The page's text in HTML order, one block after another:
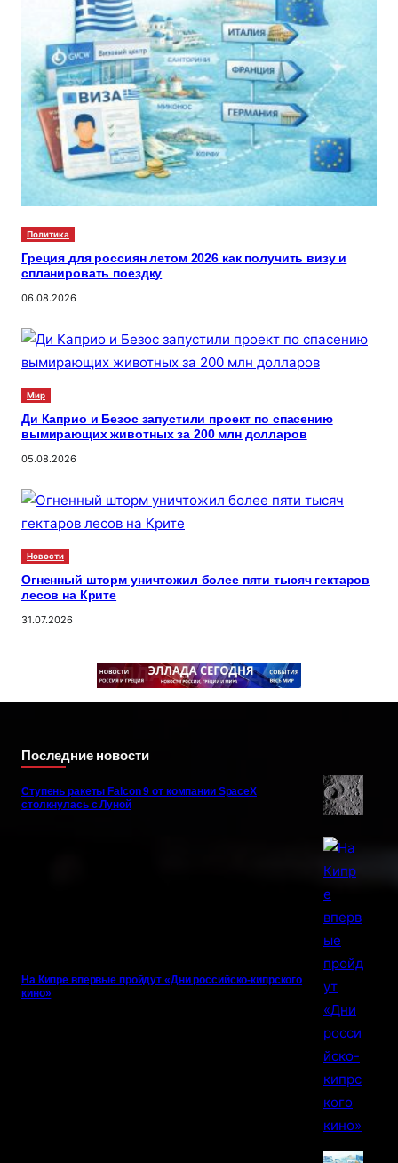
Политика
Греция для россиян летом 2026 как получить визу и
спланировать поездку
06.08.2026
Мир
Ди Каприо и Безос запустили проект по спасению
вымирающих животных за 200 млн долларов
05.08.2026
Новости
Огненный шторм уничтожил более пяти тысяч гектаров
лесов на Крите
31.07.2026
Последние новости
Ступень ракеты Falcon 9 от компании SpaceX
столкнулась с Луной
На Кипре впервые пройдут «Дни российско-кипрского
кино»